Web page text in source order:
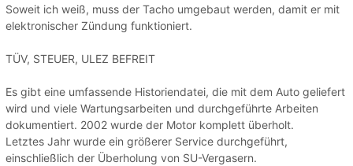
Soweit ich weiß, muss der Tacho umgebaut werden, damit er mit
elektronischer Zündung funktioniert.
TÜV, STEUER, ULEZ BEFREIT
Es gibt eine umfassende Historiendatei, die mit dem Auto geliefert
wird und viele Wartungsarbeiten und durchgeführte Arbeiten
dokumentiert. 2002 wurde der Motor komplett überholt.
Letztes Jahr wurde ein größerer Service durchgeführt,
einschließlich der Überholung von SU-Vergasern.